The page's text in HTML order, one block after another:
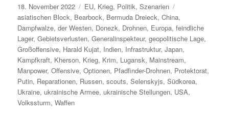
Veröffentlicht
am
18. November 2022 Kategorien
EU, Krieg, Politik,Szenarien
asiatischen Block, Bearbock, Bermuda Dreieck,China,
Dampfwalze,der Westen, Donezk, Drohnen, Europa,feindliche
Lager,Gebietsverlusten,Generalinspekteur,geopolitische Lage,
Großoffensive, Harald Kujat, Indien, Infrastruktur,Japan,
Kampfkraft, Kherson, Krieg, Krim, Lugansk, Mainstream,
Manpower,Offensive,Optionen, Pfadfinder-Drohnen, Protektorat,
Putin, Reparationen, Russen,scouts,Selenskyjs,Südkorea,
Ukraine, ukrainische Armee, ukrainische Stellungen, USA,
Volkssturm,Waffen